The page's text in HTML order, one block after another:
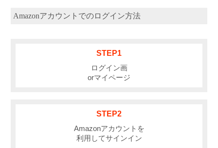
Amazonアカウントでのログイン方法
STEP1
ログイン画
orマイページ
STEP2
Amazonアカウントを
利用してサインイン